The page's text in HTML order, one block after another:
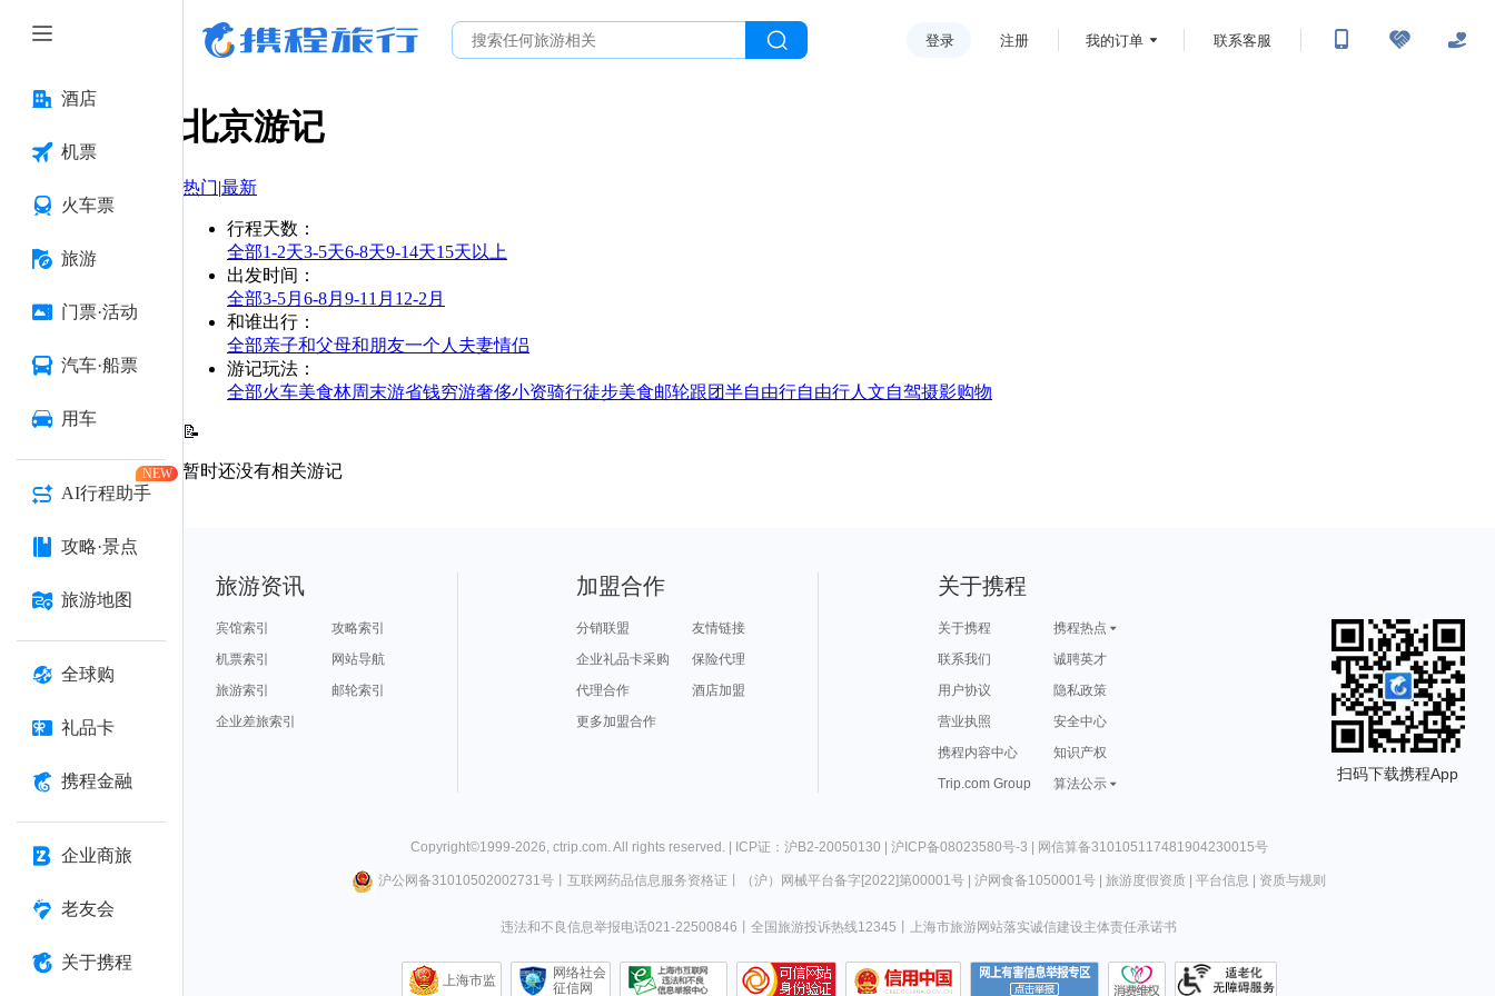
酒店
机票
火车票
旅游
门票·活动
汽车·船票
用车
AI行程助手
NEW
攻略·景点
旅游地图
全球购
礼品卡
携程金融
企业商旅
老友会
关于携程
登录 注册 我的订单 联系客服
北京游记
热门|最新
行程天数 ：
全部1-2天3-5天6-8天9-14天15天以上
出发时间 ：
全部3-5月 6-8月 9-11月 12-2月
和谁出行 ：
全部亲子和父母和朋友一个人 夫妻情侣
游记玩法 ：
全部火车美食林周末游省钱穷游奢侈小资骑行徒步美食邮轮跟团半自由行自由行人文自驾摄影购物
📝
暂时还没有相关游记
旅游资讯
宾馆索引
攻略索引
机票索引
网站导航
旅游索引
邮轮索引
企业差旅索引
加盟合作
分销联盟
友情链接
企业礼品卡采购
保险代理
代理合作
酒店加盟
更多加盟合作
关于携程
关于携程
携程热点
联系我们
诚聘英才
用户协议
隐私政策
营业执照
安全中心
携程内容中心
知识产权
Trip.com Group
算法公示
扫码下载携程App
Copyright©1999-2026, ctrip.com. All rights reserved. | ICP证：沪B2-20050130 | 沪ICP备08023580号-3 | 网信算备310105117481904230015号
沪公网备31010502002731号丨 互联网药品信息服务资格证 （沪）网械平台备字[2022]第00001号| 沪网食备1050001号| 旅游度假资质| 平台信息 资质与规则
违法和不良信息举报电话021-22500846 全国旅游投诉热线12345 上海市旅游网站落实诚信建设主体责任承诺书
上海市监
网络社会
征信网